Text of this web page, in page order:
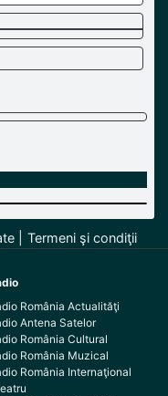
Termeni şi condiţii
România Actualităţi
Antena Satelor
România Cultural
România Muzical
România Internaţional